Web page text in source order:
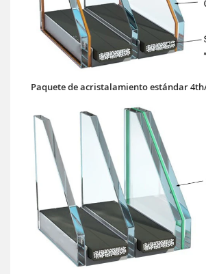
Paquete de acristalamiento estándar